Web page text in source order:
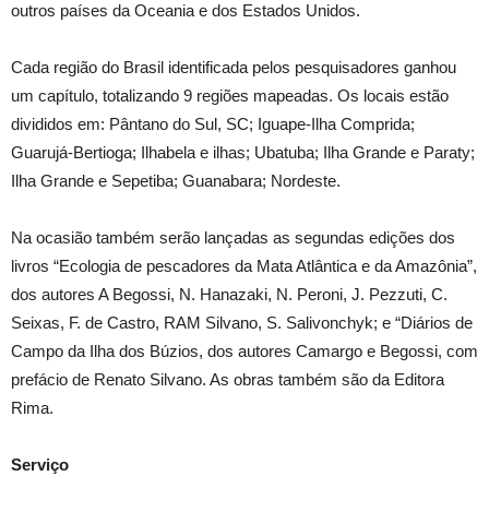
outros países da Oceania e dos Estados Unidos.
Cada região do Brasil identificada pelos pesquisadores ganhou
um capítulo, totalizando 9 regiões mapeadas. Os locais estão
divididos em: Pântano do Sul, SC; Iguape-Ilha Comprida;
Guarujá-Bertioga; Ilhabela e ilhas; Ubatuba; Ilha Grande e Paraty;
Ilha Grande e Sepetiba; Guanabara; Nordeste.
Na ocasião também serão lançadas as segundas edições dos
livros “Ecologia de pescadores da Mata Atlântica e da Amazônia”,
dos autores A Begossi, N. Hanazaki, N. Peroni, J. Pezzuti, C.
Seixas, F. de Castro, RAM Silvano, S. Salivonchyk; e “Diários de
Campo da Ilha dos Búzios, dos autores Camargo e Begossi, com
prefácio de Renato Silvano. As obras também são da Editora
Rima.
Serviço